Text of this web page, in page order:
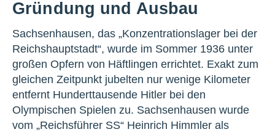
Gründung und Ausbau
Sachsenhausen, das „Konzentrationslager bei der
Reichshauptstadt“, wurde im Sommer 1936 unter
großen Opfern von Häftlingen errichtet. Exakt zum
gleichen Zeitpunkt jubelten nur wenige Kilometer
entfernt Hunderttausende Hitler bei den
Olympischen Spielen zu. Sachsenhausen wurde
vom „Reichsführer SS“ Heinrich Himmler als